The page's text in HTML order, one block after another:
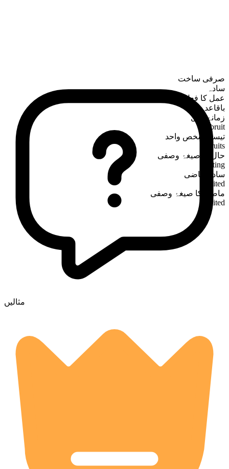
صرفی ساخت
سادہ
عمل کا فعل
باقاعدہ
زمانۂ حال
bruit
تیسرا شخص واحد
bruits
حال کا صیغۂ وصفی
bruiting
سادہ ماضی
bruited
ماضی کا صیغۂ وصفی
bruited
مثالیں